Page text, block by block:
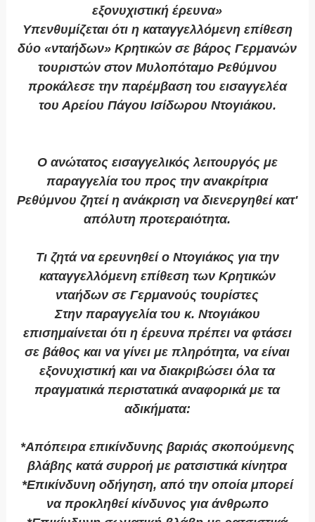
εξονυχιστική έρευνα»
Υπενθυμίζεται ότι η καταγγελλόμενη επίθεση
δύο «νταήδων» Κρητικών σε βάρος Γερμανών
τουριστών στον Μυλοπόταμο Ρεθύμνου
προκάλεσε την παρέμβαση του εισαγγελέα
του Αρείου Πάγου Ισίδωρου Ντογιάκου.
Ο ανώτατος εισαγγελικός λειτουργός με
παραγγελία του προς την ανακρίτρια
Ρεθύμνου ζητεί η ανάκριση να διενεργηθεί κατ'
απόλυτη προτεραιότητα.
Τι ζητά να ερευνηθεί ο Ντογιάκος για την
καταγγελλόμενη επίθεση των Κρητικών
νταήδων σε Γερμανούς τουρίστες
Στην παραγγελία του κ. Ντογιάκου
επισημαίνεται ότι η έρευνα πρέπει να φτάσει
σε βάθος και να γίνει με πληρότητα, να είναι
εξονυχιστική και να διακριβώσει όλα τα
πραγματικά περιστατικά αναφορικά με τα
αδικήματα:
*Απόπειρα επικίνδυνης βαριάς σκοπούμενης
βλάβης κατά συρροή με ρατσιστικά κίνητρα
*Επικίνδυνη οδήγηση, από την οποία μπορεί
να προκληθεί κίνδυνος για άνθρωπο